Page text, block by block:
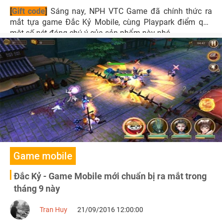
[Gift code] Sáng nay, NPH VTC Game đã chính thức ra
mắt tựa game Đắc Kỷ Mobile, cùng Playpark điểm qua
một số nét đáng chú ý của sản phẩm này nhé.
Game mobile
Đắc Kỷ - Game Mobile mới chuẩn bị ra mắt trong
tháng 9 này
Tran Huy 21/09/2016 12:00:00